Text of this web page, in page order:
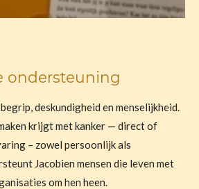
ondersteuning
deskundigheid en menselijkheid.
krijgt met kanker — direct of
– zowel persoonlijk als
Jacobien mensen die leven met
om hen heen.